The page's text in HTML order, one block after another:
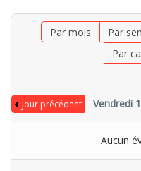
Par mois Par
Par
Jour précédent Vendredi
Aucun